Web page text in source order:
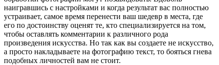
наигравшись с настройками и когда результат вас полностью
устраивает, самое время перенести ваш шедевр в места, где
его по достоинству оценят те, кто специализируется на том,
чтобы оставлять комментарии к различного рода
произведения искусства. Но так как вы создаете не искусство,
а просто накладываете на фотографию текст, то бояться гнева
подобных личностей вам не стоит.